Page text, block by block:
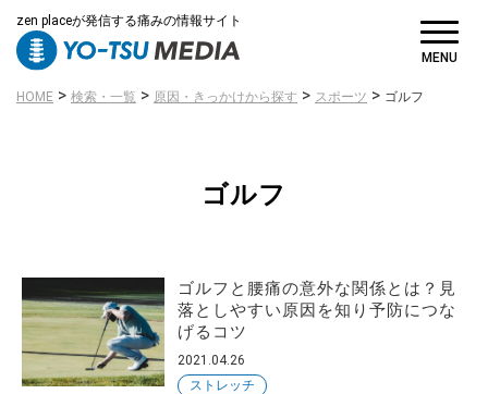
zen placeが発信する痛みの情報サイト
MENU
対策・対処方法
から探す
フォローしてね
HOME > 検索・一覧 > 原因・きっかけから探す > スポーツ > ゴルフ
ゴルフ
ゴルフと腰痛の意外な関係とは？見
落としやすい原因を知り予防につな
げるコツ
2021.04.26
ストレッチ